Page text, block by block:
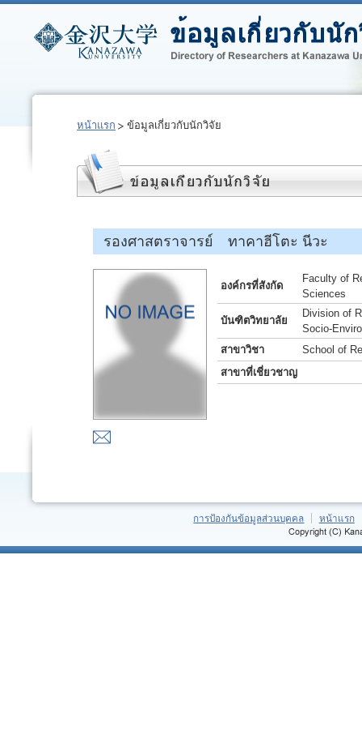
หน้าแรก ข้อมูลเกี่ยวกับนักวิจัย
รองศาสตราจารย์ ทาคาฮีโตะ นีวะ
องค์กรที่สังกัด
Faculty of
Sciences
บันฑิตวิทยาลัย
Division of
Socio-
สาขาวิชา
School of
สาขาที่เชี่ยวชาญ
การป้องกันข้อมูลส่วนบุคคล หน้าแรก